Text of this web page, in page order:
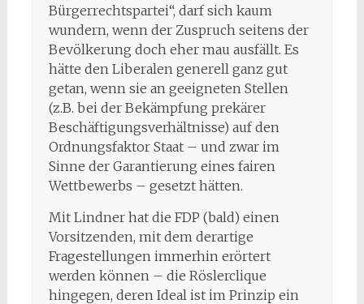
Bürgerrechtspartei“, darf sich kaum
wundern, wenn der Zuspruch seitens der
Bevölkerung doch eher mau ausfällt. Es
hätte den Liberalen generell ganz gut
getan, wenn sie an geeigneten Stellen
(z.B. bei der Bekämpfung prekärer
Beschäftigungsverhältnisse) auf den
Ordnungsfaktor Staat – und zwar im
Sinne der Garantierung eines fairen
Wettbewerbs – gesetzt hätten.
Mit Lindner hat die FDP (bald) einen
Vorsitzenden, mit dem derartige
Fragestellungen immerhin erörtert
werden können – die Röslerclique
hingegen, deren Ideal ist im Prinzip ein